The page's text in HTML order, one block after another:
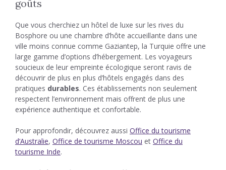
goûts
Que vous cherchiez un hôtel de luxe sur les rives du
Bosphore ou une chambre d’hôte accueillante dans une
ville moins connue comme Gaziantep, la Turquie offre une
large gamme d’options d’hébergement. Les voyageurs
soucieux de leur empreinte écologique seront ravis de
découvrir de plus en plus d’hôtels engagés dans des
pratiques durables. Ces établissements non seulement
respectent l’environnement mais offrent de plus une
expérience authentique et confortable.
Pour approfondir, découvrez aussi Office du tourisme
d’Australie, Office de tourisme Moscou et Office du
tourisme Inde.